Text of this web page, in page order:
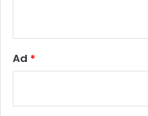
Ad *